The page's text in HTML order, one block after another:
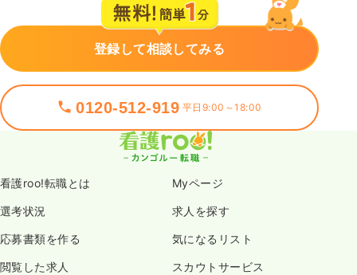
登録して相談してみる
0120-512-919 平日9:00～18:00
看護roo!転職とは Myページ
選考状況 求人を探す
応募書類を作る 気になるリスト
閲覧した求人 スカウトサービス